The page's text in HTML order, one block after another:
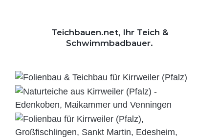
Teichbauen.net, Ihr Teich &
Schwimmbadbauer.